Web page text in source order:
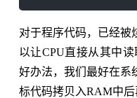
对于程序代码，已经被
以让CPU直接从其中
好办法，我们最好在系
标代码拷贝入RAM中后